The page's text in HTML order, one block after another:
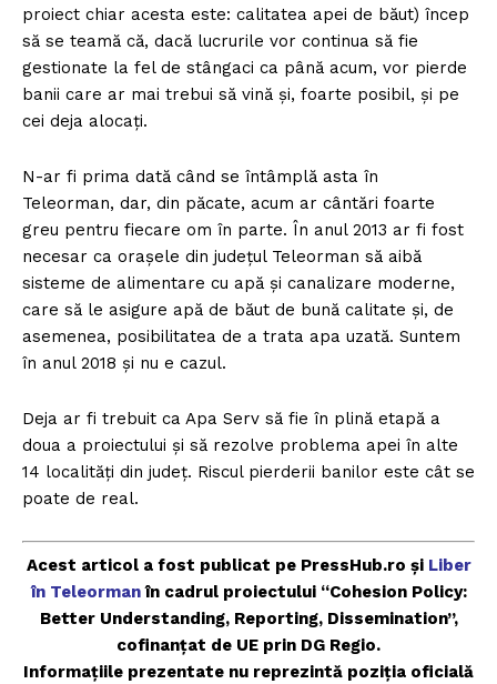
proiect chiar acesta este: calitatea apei de băut) încep
să se teamă că, dacă lucrurile vor continua să fie
gestionate la fel de stângaci ca până acum, vor pierde
banii care ar mai trebui să vină și, foarte posibil, și pe
cei deja alocați.
N-ar fi prima dată când se întâmplă asta în
Teleorman, dar, din păcate, acum ar cântări foarte
greu pentru fiecare om în parte. În anul 2013 ar fi fost
necesar ca orașele din județul Teleorman să aibă
sisteme de alimentare cu apă și canalizare moderne,
care să le asigure apă de băut de bună calitate și, de
asemenea, posibilitatea de a trata apa uzată. Suntem
în anul 2018 și nu e cazul.
Deja ar fi trebuit ca Apa Serv să fie în plină etapă a
doua a proiectului și să rezolve problema apei în alte
14 localități din județ. Riscul pierderii banilor este cât se
poate de real.
Acest articol a fost publicat pe PressHub.ro și Liber
în Teleormanîn cadrul proiectului “Cohesion Policy:
Better Understanding, Reporting, Dissemination”,
cofinanțat de UE prin DG Regio.
Informațiile prezentate nu reprezintă poziția oficială